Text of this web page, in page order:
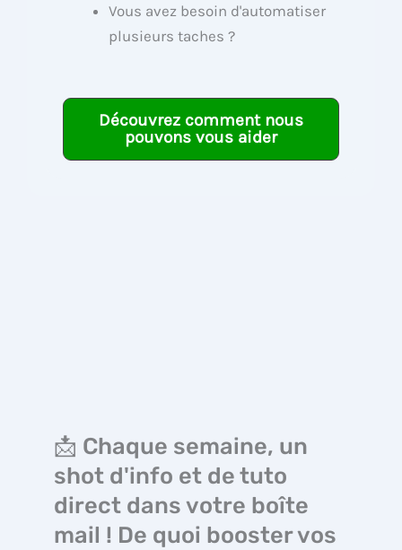
Vous avez besoin d'automatiser
plusieurs taches ?
Découvrez comment nous
pouvons vous aider
📩 Chaque semaine, un
shot d'info et de tuto
direct dans votre boîte
mail ! De quoi booster vos